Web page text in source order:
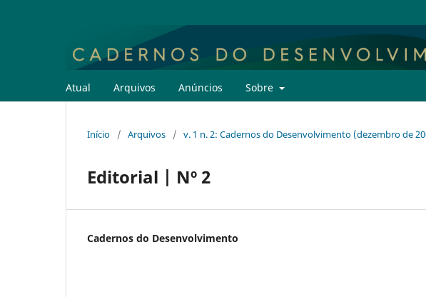
Atual Arquivos Anúncios Sobre
Início / Arquivos / v. 1 n. 2: Cadernos do Desenvolvimento (dezembro de
Editorial | Nº 2
Cadernos do Desenvolvimento